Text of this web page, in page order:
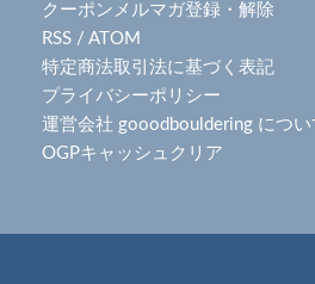
クーポンメルマガ登録・解除
RSS / ATOM
特定商法取引法に基づく表記
プライバシーポリシー
運営会社 gooodbouldering につい
OGPキャッシュクリア